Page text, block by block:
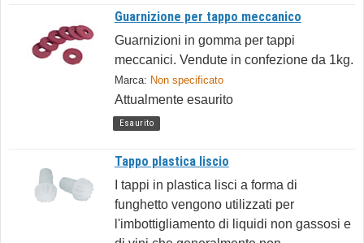
Guarnizione per tappo meccanico
Guarnizioni in gomma per tappi
meccanici. Vendute in confezione da 1kg.
Marca: Non specificato
Attualmente esaurito
Esaurito
Tappo plastica liscio
I tappi in plastica lisci a forma di
funghetto vengono utilizzati per
l'imbottigliamento di liquidi non gassosi e